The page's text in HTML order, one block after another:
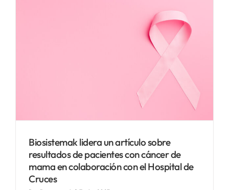
Biosistemak lidera un artículo sobre
resultados de pacientes con cáncer de
mama en colaboración con el Hospital de
Cruces